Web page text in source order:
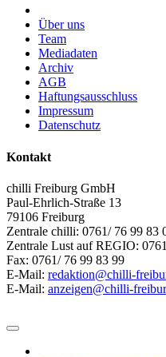
Über uns
Team
Mediadaten
Archiv
AGB
Haftungsausschluss
Impressum
Datenschutz
Kontakt
chilli Freiburg GmbH
Paul-Ehrlich-Straße 13
79106 Freiburg
Zentrale chilli: 0761/ 76 99 83
Zentrale Lust auf REGIO:
Fax: 0761/ 76 99 83 99
E-Mail: redaktion@chilli-
E-Mail: anzeigen@chilli-